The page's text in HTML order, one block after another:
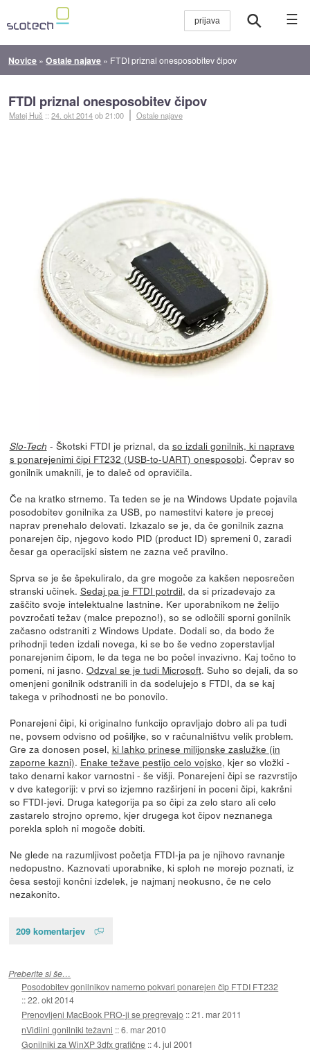
☰
Novice »Ostale najave » FTDI priznal onesposobitev čipov
FTDI priznal onesposobitev čipov
Matej Huš ::24. okt 2014ob 21:00 Ostale najave
Slo-Tech - Škotski FTDI je priznal, da so izdali gonilnik, ki naprave
s ponarejenimi čipi FT232 (USB-to-UART) onesposobi. Čeprav so
gonilnik umaknili, je to daleč od opravičila.
Če na kratko strnemo. Ta teden se je na Windows Update pojavila
posodobitev gonilnika za USB, po namestitvi katere je precej
naprav prenehalo delovati. Izkazalo se je, da če gonilnik zazna
ponarejen čip, njegovo kodo PID (product ID) spremeni 0, zaradi
česar ga operacijski sistem ne zazna več pravilno.
Sprva se je še špekuliralo, da gre mogoče za kakšen neposrečen
stranski učinek. Sedaj pa je FTDI potrdil, da si prizadevajo za
zaščito svoje intelektualne lastnine. Ker uporabnikom ne želijo
povzročati težav (malce prepozno!), so se odločili sporni gonilnik
začasno odstraniti z Windows Update. Dodali so, da bodo že
prihodnji teden izdali novega, ki se bo še vedno zoperstavljal
ponarejenim čipom, le da tega ne bo počel invazivno. Kaj točno to
pomeni, ni jasno. Odzval se je tudi Microsoft. Suho so dejali, da so
omenjeni gonilnik odstranili in da sodelujejo s FTDI, da se kaj
takega v prihodnosti ne bo ponovilo.
Ponarejeni čipi, ki originalno funkcijo opravljajo dobro ali pa tudi
ne, povsem odvisno od pošiljke, so v računalništvu velik problem.
Gre za donosen posel, ki lahko prinese milijonske zaslužke (in
zaporne kazni). Enake težave pestijo celo vojsko, kjer so vložki -
tako denarni kakor varnostni - še višji. Ponarejeni čipi se razvrstijo
v dve kategoriji: v prvi so izjemno razširjeni in poceni čipi, kakršni
so FTDI-jevi. Druga kategorija pa so čipi za zelo staro ali celo
zastarelo strojno opremo, kjer drugega kot čipov neznanega
porekla sploh ni mogoče dobiti.
Ne glede na razumljivost početja FTDI-ja pa je njihovo ravnanje
nedopustno. Kaznovati uporabnike, ki sploh ne morejo poznati, iz
česa sestoji končni izdelek, je najmanj neokusno, če ne celo
nezakonito.
209 komentarjev
Preberite si še…
Posodobitev gonilnikov namerno pokvari ponarejen čip FTDI FT232
::22. okt 2014
Prenovljeni MacBook PRO-ji se pregrevajo ::21. mar 2011
nVidiini gonilniki težavni ::6. mar 2010
Gonilniki za WinXP 3dfx grafične ::4. jul 2001